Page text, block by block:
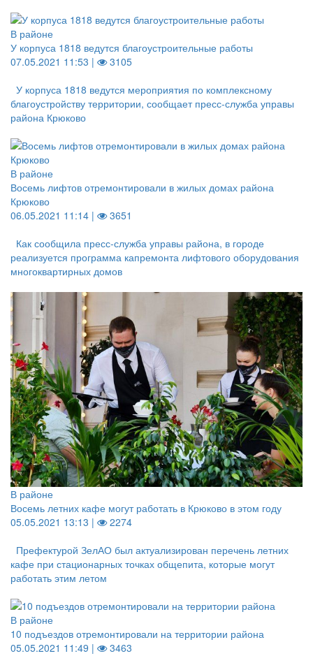
В районе
У корпуса 1818 ведутся благоустроительные работы
07.05.2021 11:53 |
3105
У корпуса 1818 ведутся мероприятия по комплексному
благоустройству территории, сообщает пресс-служба управы
района Крюково
В районе
Восемь лифтов отремонтировали в жилых домах района
Крюково
06.05.2021 11:14 |
3651
Как сообщила пресс-служба управы района, в городе
реализуется программа капремонта лифтового оборудования
многоквартирных домов
В районе
Восемь летних кафе могут работать в Крюково в этом году
05.05.2021 13:13 |
2274
Префектурой ЗелАО был актуализирован перечень летних
кафе при стационарных точках общепита, которые могут
работать этим летом
В районе
10 подъездов отремонтировали на территории района
05.05.2021 11:49 |
3463